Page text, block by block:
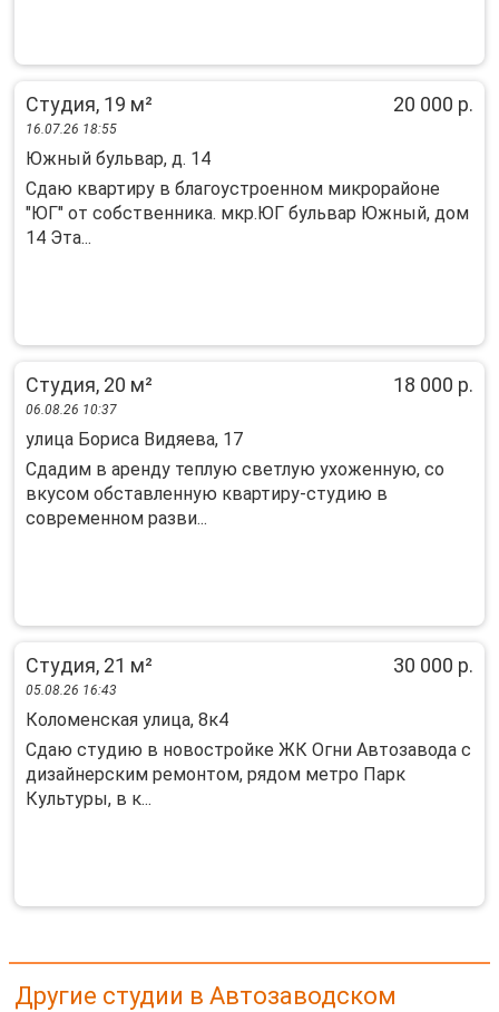
Студия, 19 м² 20 000 р.
16.07.26 18:55
Южный бульвар, д. 14
Сдаю квартиру в благоустроенном микрорайоне
"ЮГ" от собственника. мкр.ЮГ бульвар Южный, дом
14 Эта...
Студия, 20 м² 18 000 р.
06.08.26 10:37
улица Бориса Видяева, 17
Сдадим в аренду теплую светлую ухоженную, со
вкусом обставленную квартиру-студию в
современном разви...
Студия, 21 м² 30 000 р.
05.08.26 16:43
Коломенская улица, 8к4
Сдаю студию в новостройке ЖК Огни Автозавода с
дизайнерским ремонтом, рядом метро Парк
Культуры, в к...
Другие студии в Автозаводском